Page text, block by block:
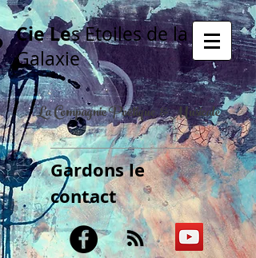
Cie Les Etoiles de la
Galaxie
La Compagnie Poétique & Musicale
Gardons le
contact